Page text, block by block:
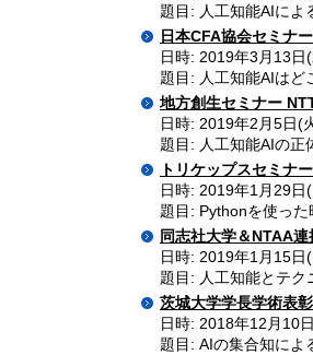
題目: 人工知能AIによ
日本CFA協会セミナー
日時: 2019年3月13
題目: 人工知能AIはど
地方創生セミナー
日時: 2019年2月5日(
題目: 人工知能AIの正
トリケップスセミナー
日時: 2019年1月29
題目: Pythonを使っ
同志社大学＆NTAA連
日時: 2019年1月15
題目: 人工知能とテク
茨城大学学長学術表
日時: 2018年12月10
題目: AIの集合知によ